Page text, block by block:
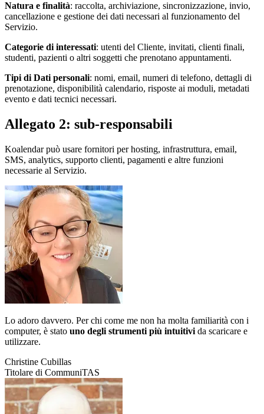
Natura e finalità: raccolta, archiviazione, sincronizzazione, invio,
cancellazione e gestione dei dati necessari al funzionamento del
Servizio.
Categorie di interessati: utenti del Cliente, invitati, clienti finali,
studenti, pazienti o altri soggetti che prenotano appuntamenti.
Tipi di Dati personali: nomi, email, numeri di telefono, dettagli di
prenotazione, disponibilità calendario, risposte ai moduli, metadati
evento e dati tecnici necessari.
Allegato 2: sub-responsabili
Koalendar può usare fornitori per hosting, infrastruttura, email,
SMS, analytics, supporto clienti, pagamenti e altre funzioni
necessarie al Servizio.
Lo adoro davvero. Per chi come me non ha molta familiarità con i
computer, è stato uno degli strumenti più intuitivi da scaricare e
utilizzare.
Christine Cubillas
Titolare di CommuniTAS